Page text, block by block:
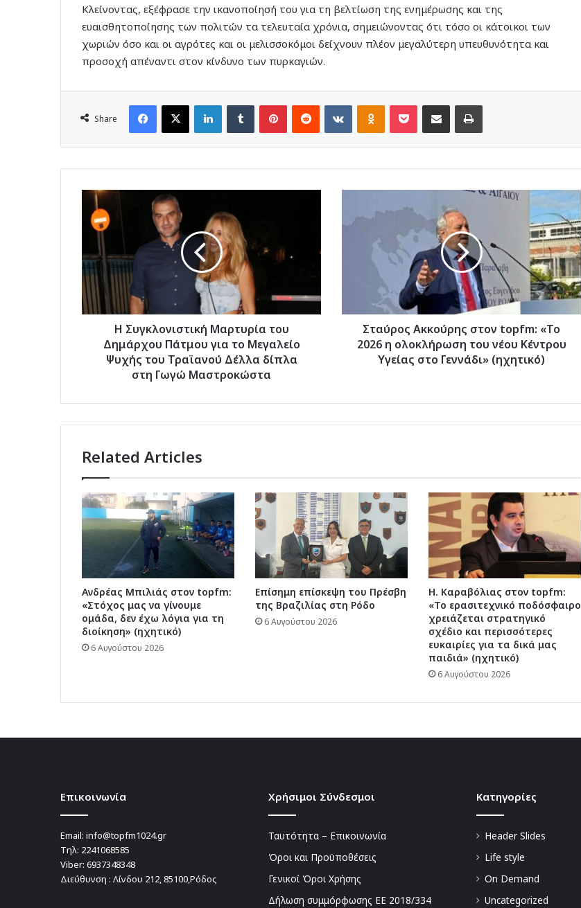
Κλείνοντας, εξέφρασε την ικανοποίησή του για τη βελτίωση της ενημέρωσης και της
ευαισθητοποίησης των πολιτών τα τελευταία χρόνια, σημειώνοντας ότι τόσο οι κάτοικοι των
χωριών όσο και οι αγρότες και οι μελισσοκόμοι δείχνουν πλέον μεγαλύτερη υπευθυνότητα και
προσοχή απέναντι στον κίνδυνο των πυρκαγιών.
Share
Facebook
X LinkedInTumblr PinterestReddit VKontakteOdnoklassniki
Pocket Share via Email Print
Συγκλονιστική
Μαρτυρία
Δημάρχου
Πάτμου
για
το
Μεγαλείο
Τραϊανού
Μαστροκώστα
Η Συγκλονιστική Μαρτυρία του
Δημάρχου Πάτμου για το Μεγαλείο
Ψυχής του Τραϊανού Δέλλα δίπλα
στη Γωγώ Μαστροκώστα
Ακκούρης
στον
ολοκλήρωση
του
Κέντρου
Σταύρος Ακκούρης στον topfm: «Το
2026 η ολοκλήρωση του νέου Κέντρου
Υγείας στο Γεννάδι» (ηχητικό)
Related Articles
Ανδρέας Μπιλιάς στον topfm:
«Στόχος μας να γίνουμε
ομάδα, δεν έχω λόγια για τη
διοίκηση» (ηχητικό)
6 Αυγούστου 2026
Επίσημη επίσκεψη του Πρέσβη
της Βραζιλίας στη Ρόδο
6 Αυγούστου 2026
Η. Καραβόλιας στον topfm:
«Το ερασιτεχνικό ποδόσφαιρο
χρειάζεται στρατηγικό
σχέδιο και περισσότερες
ευκαιρίες για τα δικά μας
παιδιά» (ηχητικό)
6 Αυγούστου 2026
Επικοινωνία
Email: info@topfm1024.gr
Τηλ: 2241068585
Viber: 6937348348
Διεύθυνση : Λίνδου 212, 85100,Ρόδος
Χρήσιμοι Σύνδεσμοι
Ταυτότητα – Επικοινωνία
Όροι και Προϋποθέσεις
Γενικοί Όροι Χρήσης
Δήλωση συμμόρφωσης ΕΕ 2018/334
Kατηγορίες
Header Slides
Life style
On Demand
Uncategorized